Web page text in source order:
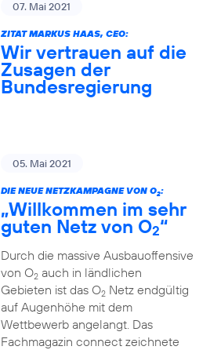
07. Mai 2021
ZITAT MARKUS HAAS, CEO:
Wir vertrauen auf die
Zusagen der
Bundesregierung
05. Mai 2021
DIE NEUE NETZKAMPAGNE VON O2:
„Willkommen im sehr
guten Netz von O2“
Durch die massive Ausbauoffensive
von O2auch in ländlichen
Gebieten ist das O2Netz endgültig
auf Augenhöhe mit dem
Wettbewerb angelangt. Das
Fachmagazin connect zeichnete